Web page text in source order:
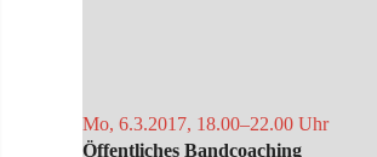
Mo, 6.3.2017, 18.00–22.00 Uhr
Öffentliches Bandcoaching